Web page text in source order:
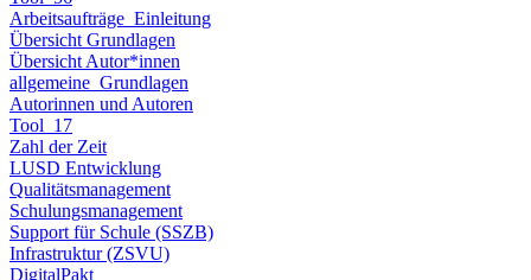
Arbeitsaufträge_Einleitung
Übersicht Grundlagen
Übersicht Autor*innen
allgemeine_Grundlagen
Autorinnen und Autoren
Tool_17
Zahl der Zeit
LUSD Entwicklung
Qualitätsmanagement
Schulungsmanagement
Support für Schule (SSZB)
Infrastruktur (ZSVU)
DigitalPakt